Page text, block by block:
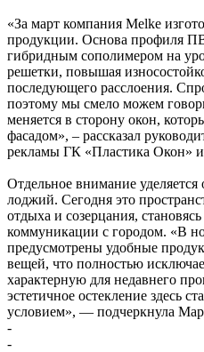
«За март компания Melke
продукции. Основа профиля
гибридным сополимером на
решетки, повышая
последующего расслоения.
поэтому мы смело можем
меняется в сторону окон,
фасадом», – рассказал
рекламы ГК «Пластика Окон»
Отдельное внимание
лоджий. Сегодня это
отдыха и созерцания,
коммуникации с городом. «В
предусмотрены удобные
вещей, что полностью
характерную для недавнего
эстетичное остекление здесь
условием», — подчеркнула
-
-